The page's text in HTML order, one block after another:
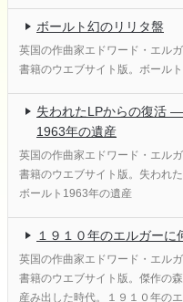
ボールト幻のリリタ盤
英国の作曲家エドワード・エル
書籍のウエブサイト版。ボール
失われたLPからの復活
1963年の遺産
英国の作曲家エドワード・エル
書籍のウエブサイト版。失われ
ボールト1963年の遺産
１９１０年のエルガーに
英国の作曲家エドワード・エル
書籍のウエブサイト版。傑作の
産み出した時代。１９１０年の